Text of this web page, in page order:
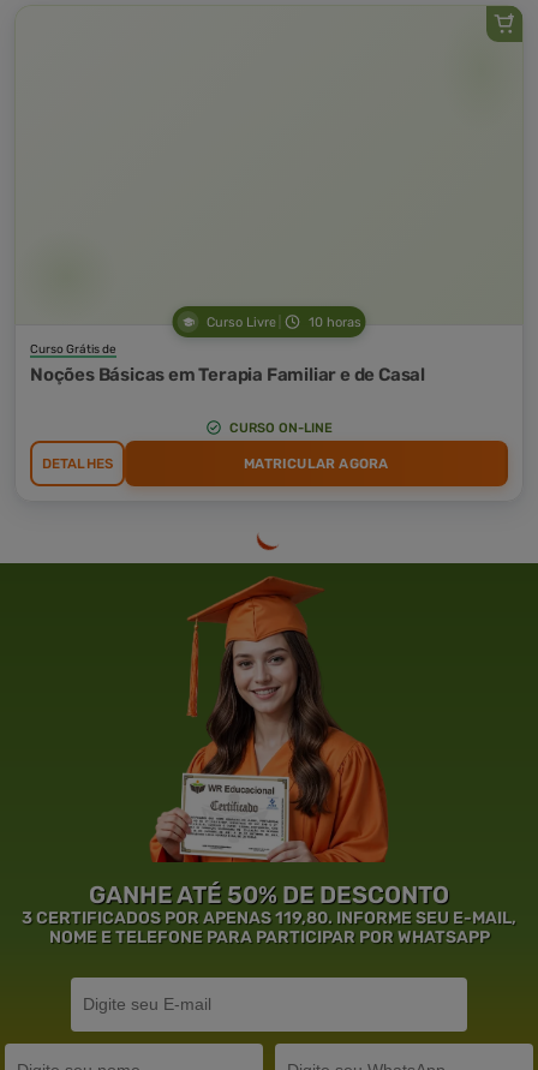
Curso Livre 10 horas
Curso Grátis de
Noções Básicas em Terapia Familiar e de Casal
CURSO ON-LINE
DETALHES MATRICULAR AGORA
GANHE ATÉ 50% DE DESCONTO
3 CERTIFICADOS POR APENAS 119,80. INFORME SEU E-MAIL,
NOME E TELEFONE PARA PARTICIPAR POR WHATSAPP